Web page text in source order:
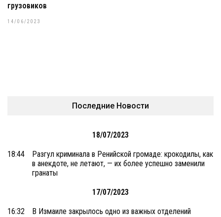
грузовиков
14/06/2023
Последние Новости
18/07/2023
18:44
Разгул криминала в Ренийской громаде: крокодилы, как
в анекдоте, не летают, — их более успешно заменили
гранаты
17/07/2023
16:32
В Измаиле закрылось одно из важных отделений